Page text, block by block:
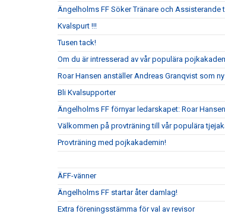
Ängelholms FF Söker Tränare och Assisterande
Kvalspurt !!!
Tusen tack!
Om du är intresserad av vår populära
Roar Hansen anställer Andreas Granqvist som
Bli Kvalsupporter
Ängelholms FF förnyar ledarskapet: Roar
Välkommen på provträning till vår populära
Provträning med pojkakademin!
ÄFF-vänner
Ängelholms FF startar åter damlag!
Extra föreningsstämma för val av revisor